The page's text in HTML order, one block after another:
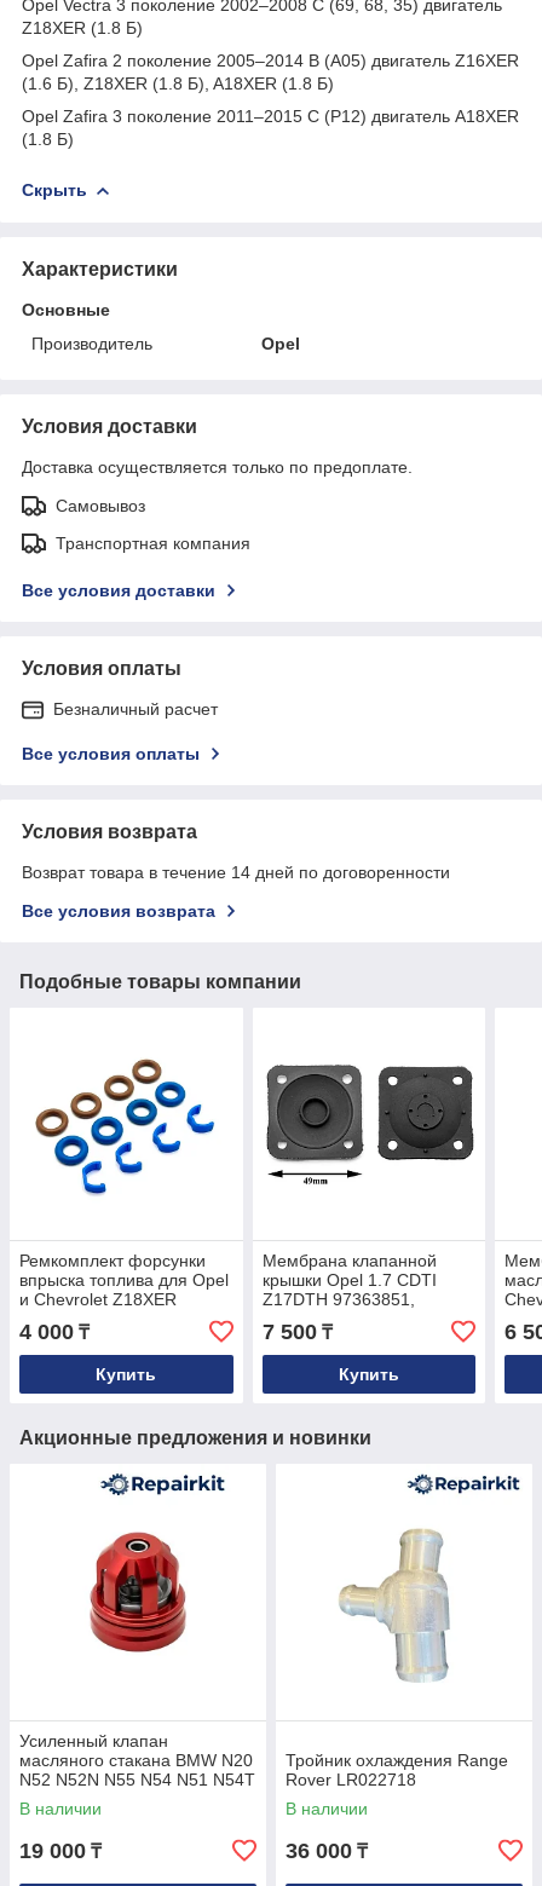
Opel Vectra 3 поколение 2002–2008 C (69, 68, 35) двигатель
Z18XER (1.8 Б)
Opel Zafira 2 поколение 2005–2014 B (A05) двигатель Z16XER
(1.6 Б), Z18XER (1.8 Б), A18XER (1.8 Б)
Opel Zafira 3 поколение 2011–2015 C (P12) двигатель A18XER
(1.8 Б)
Скрыть
Характеристики
Основные
Производитель
Opel
Условия доставки
Доставка осуществляется только по предоплате.
Самовывоз
Транспортная компания
Все условия доставки
Условия оплаты
Безналичный расчет
Все условия оплаты
Условия возврата
Возврат товара в течение 14 дней по договоренности
Все условия возврата
Подобные товары компании
Ремкомплект форсунки
впрыска топлива для Opel
и Chevrolet Z18XER
55353806
4 000 ₸
Купить
Мембрана клапанной
крышки Opel 1.7 CDTI
Z17DTH 97363851,
0607898
7 500₸
Купить
6
Акционные предложения и новинки
Усиленный клапан
масляного стакана BMW N20
N52 N52N N55 N54 N51 N54T
S55 N26 N53 OEM
11428683206
В наличии
19 000 ₸
Тройник охлаждения Range
Rover LR022718
В наличии
36 000 ₸